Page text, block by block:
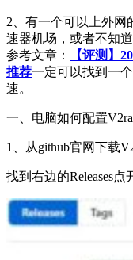
2、有一个可以上外网
速器机场，或者不知
参考文章：
【评测】
推荐一定可以找到一
速。
一、电脑如何配置
1、从github官网下载
找到右边的Releases